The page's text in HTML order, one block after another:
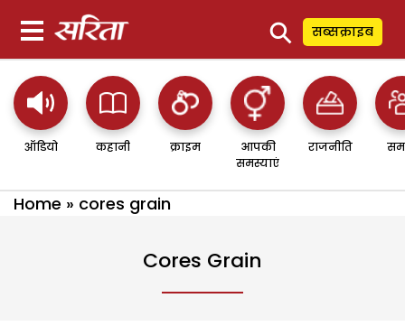
⚲ सब्सक्राइब
ऑडियो कहानी क्राइम
आपकी
समस्याएं
राजनीति
Home » cores grain
Cores Grain